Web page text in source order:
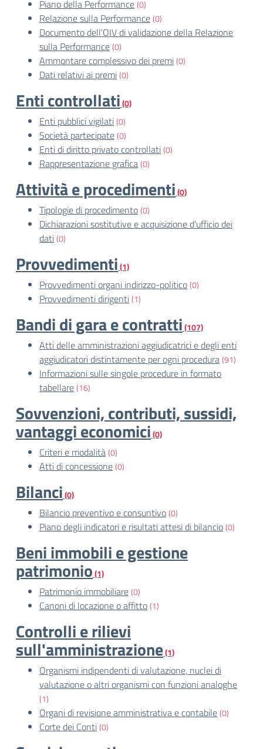
Piano della Performance(0)
Relazione sulla Performance(0)
Documento dell'OIV di validazione della Relazione
sulla Performance(0)
Ammontare complessivo dei premi(0)
Dati relativi ai premi(0)
Enti controllati(0)
Enti pubblici vigilati(0)
Società partecipate(0)
Enti di diritto privato controllati(0)
Rappresentazione grafica(0)
Attività e procedimenti(0)
Tipologie di procedimento(0)
Dichiarazioni sostitutive e acquisizione d'ufficio dei
dati(0)
Provvedimenti(1)
Provvedimenti organi indirizzo-politico(0)
Provvedimenti dirigenti(1)
Bandi di gara e contratti(107)
Atti delle amministrazioni aggiudicatrici e degli enti
aggiudicatori distintamente per ogni procedura(91)
Informazioni sulle singole procedure in formato
tabellare(16)
Sovvenzioni, contributi, sussidi,
vantaggi economici(0)
Criteri e modalità(0)
Atti di concessione(0)
Bilanci(0)
Bilancio preventivo e consuntivo(0)
Piano degli indicatori e risultati attesi di bilancio(0)
Beni immobili e gestione
patrimonio(1)
Patrimonio immobiliare(0)
Canoni di locazione o affitto(1)
Controlli e rilievi
sull'amministrazione(1)
Organismi indipendenti di valutazione, nuclei di
valutazione o altri organismi con funzioni analoghe
(1)
Organi di revisione amministrativa e contabile(0)
Corte dei Conti(0)